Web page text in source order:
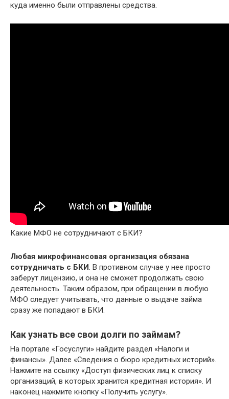
куда именно были отправлены средства.
Какие МФО не сотрудничают с БКИ?
Любая микрофинансовая организация обязана
сотрудничать с БКИ. В противном случае у нее просто
заберут лицензию, и она не сможет продолжать свою
деятельность. Таким образом, при обращении в любую
МФО следует учитывать, что данные о выдаче займа
сразу же попадают в БКИ.
Как узнать все свои долги по займам?
На портале «Госуслуги» найдите раздел «Налоги и
финансы». Далее «Сведения о бюро кредитных историй».
Нажмите на ссылку «Доступ физических лиц к списку
организаций, в которых хранится кредитная история». И
наконец нажмите кнопку «Получить услугу».